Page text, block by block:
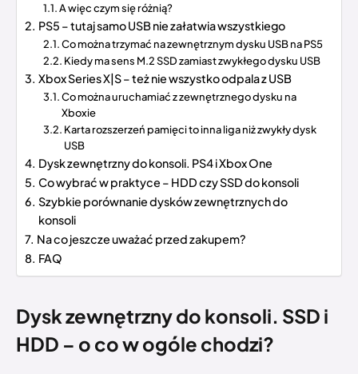
A więc czym się różnią?
PS5 – tutaj samo USB nie załatwia wszystkiego
Co można trzymać na zewnętrznym dysku USB na PS5
Kiedy ma sens M.2 SSD zamiast zwykłego dysku USB
Xbox Series X|S – też nie wszystko odpala z USB
Co można uruchamiać z zewnętrznego dysku na
Xboxie
Karta rozszerzeń pamięci to inna liga niż zwykły dysk
USB
Dysk zewnętrzny do konsoli. PS4 i Xbox One
Co wybrać w praktyce – HDD czy SSD do konsoli
Szybkie porównanie dysków zewnętrznych do
konsoli
Na co jeszcze uważać przed zakupem?
FAQ
Dysk zewnętrzny do konsoli. SSD i
HDD – o co w ogóle chodzi?